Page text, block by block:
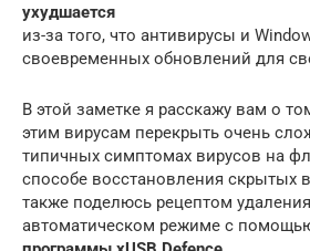
ухудшается
из-за того, что антивирусы и
своевременных обновлений для
В этой заметке я расскажу вам о
этим вирусам перекрыть очень
типичных симптомах вирусов на
способе восстановления скрытых
также поделюсь рецептом
автоматическом режиме с